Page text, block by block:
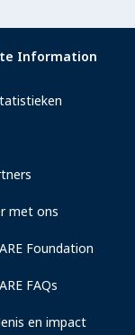
Information
met ons
Foundation
FAQs
en impact